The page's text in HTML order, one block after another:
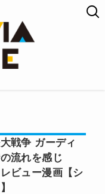
戦争 ガーディ
流れを感じ
ビュー漫画【シ